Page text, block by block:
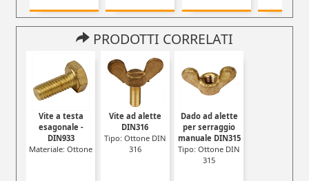
PRODOTTI CORRELATI
Vite a testa
esagonale -
DIN933
Materiale: Ottone
Vite ad alette
DIN316
Tipo: Ottone DIN
316
Dado ad alette
per serraggio
manuale DIN315
Tipo: Ottone DIN
315